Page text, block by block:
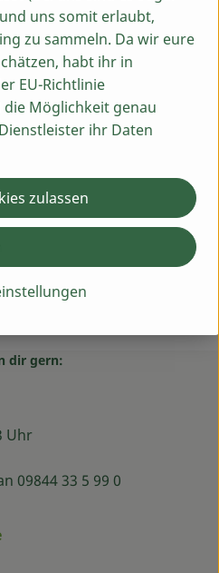
Puten
dir gern:
Uhr
09844 33 5 99 0
uns somit erlaubt,
zu sammeln. Da wir eure
habt ihr in
EU-Richtlinie
die Möglichkeit genau
ihr Daten
zulassen